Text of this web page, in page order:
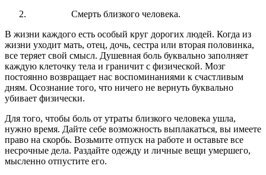
Смерть близкого человека.
В жизни каждого есть особый круг дорогих людей. Когда из
жизни уходит мать, отец, дочь, сестра или вторая половинка,
все теряет свой смысл. Душевная боль буквально заполняет
каждую клеточку тела и граничит с физической. Мозг
постоянно возвращает нас воспоминаниями к счастливым
дням. Осознание того, что ничего не вернуть буквально
убивает физически.
Для того, чтобы боль от утраты близкого человека ушла,
нужно время. Дайте себе возможность выплакаться, вы имеете
право на скорбь. Возьмите отпуск на работе и оставьте все
несрочные дела. Раздайте одежду и личные вещи умершего,
мысленно отпустите его.